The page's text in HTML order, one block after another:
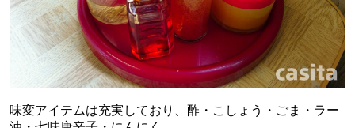
味変アイテムは充実しており、酢・こしょう・ごま・ラー